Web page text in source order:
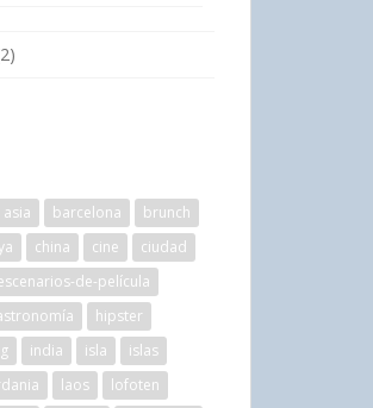
asia barcelona
brunch
china cine
ciudad
de-película
hipster
india isla
islas
laos
lofoten